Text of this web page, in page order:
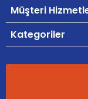
Müşteri
Kategoriler